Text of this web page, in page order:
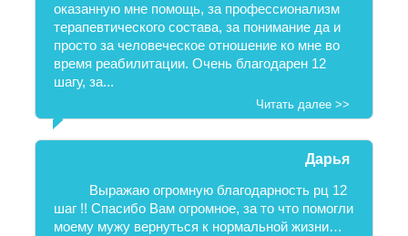
оказанную мне помощь, за профессионализм
терапевтического состава, за понимание да и
просто за человеческое отношение ко мне во
время реабилитации. Очень благодарен 12
шагу, за...
Читать далее >>
Дарья
Выражаю огромную благодарность рц 12
шаг !! Спасибо Вам огромное, за то что помогли
моему мужу вернуться к нормальной жизни…